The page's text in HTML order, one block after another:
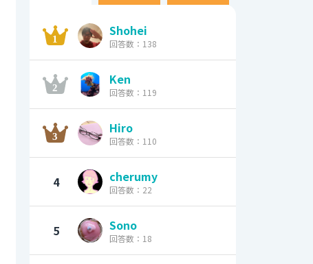
Shohei
回答数：138
Ken
回答数：119
Hiro
回答数：110
4 cherumy
回答数：22
5 Sono
回答数：18